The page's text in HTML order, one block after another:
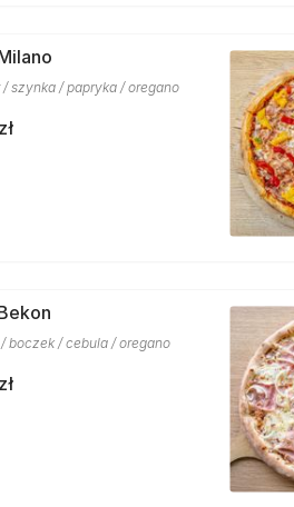
/ szynka / papryka / oregano
boczek / cebula / oregano